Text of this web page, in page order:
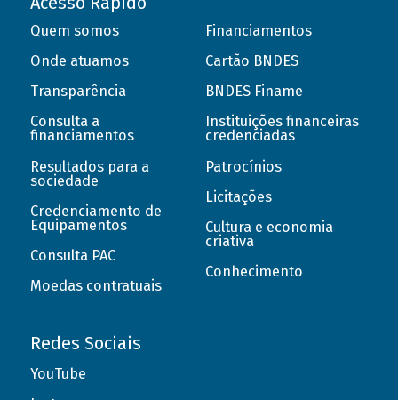
Quem somos
Onde atuamos
Transparência
Consulta a
financiamentos
Resultados para a
sociedade
Credenciamento de
Equipamentos
Consulta PAC
Moedas contratuais
Financiamentos
Cartão BNDES
BNDES Finame
Instituições financeiras
credenciadas
Patrocínios
Licitações
Cultura e economia
criativa
Conhecimento
Redes Sociais
YouTube